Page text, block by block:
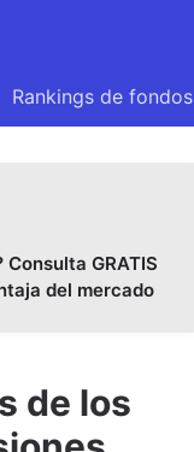
Rankings de fondos
GRATIS
del mercado
de los